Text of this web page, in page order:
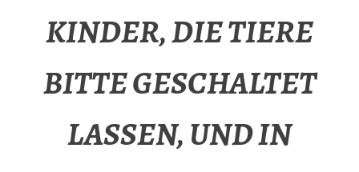
KINDER, DIE TIERE
BITTE GESCHALTET
LASSEN, UND IN